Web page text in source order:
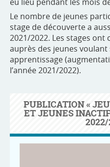
Le nombre de jeunes
stage de découverte a
2021/2022. Les stages
auprès des jeunes voulant
apprentissage
l’année 2021/2022).
PUBLICATION «
ET JEUNES